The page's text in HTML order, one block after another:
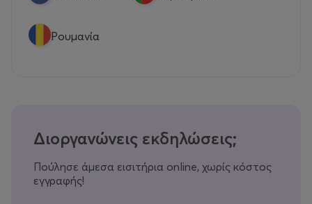
Ρουμανία
Διοργανώνεις εκδηλώσεις;
Πούλησε άμεσα εισιτήρια online, χωρίς κόστος
εγγραφής!